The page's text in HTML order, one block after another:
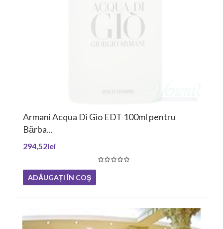
Armani Acqua Di Gio EDT 100ml pentru
Bărba...
294,52lei
ADĂUGAȚI ÎN COŞ